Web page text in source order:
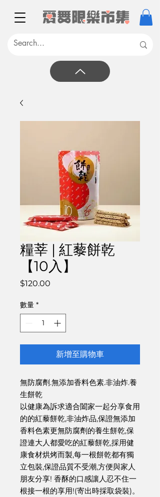
糧莘 | 紅藜餅乾
【10入】
$120.00
數量 *
新增至購物車
無防腐劑.無添加香料色素.非油炸.養
生餅乾
以健康為訴求適合闔家一起分享食用
的的紅藜餅乾,非油炸品,保證無添加
香料色素更無防腐劑的養生餅乾,保
證連大人都愛吃的紅藜餅乾,採用健
康食材烘烤而製,每一根餅乾都有獨
立包裝,保證品質不受潮,方便與家人
朋友分享! 香酥的口感讓人忍不住一
根接一根的享用!(寄出時採取袋裝)。